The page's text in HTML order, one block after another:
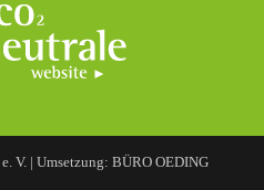
V. | Umsetzung: BÜRO OEDING